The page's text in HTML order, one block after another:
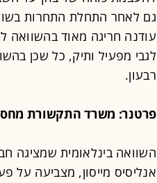
גם לאחר התחלת התחרות
עודנה חריגה מאוד בהשוואה
לגבי מפעיל ותיק, כל שכן
רבעון.
פרטנר: משרד התקשורת
השוואה בינלאומית שמציגה
אנליסיס מייסון, מצביעה על